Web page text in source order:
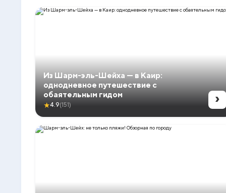
Из Шарм-эль-Шейха — в Каир:
однодневное путешествие с
обаятельным гидом
★4.9(151) ›